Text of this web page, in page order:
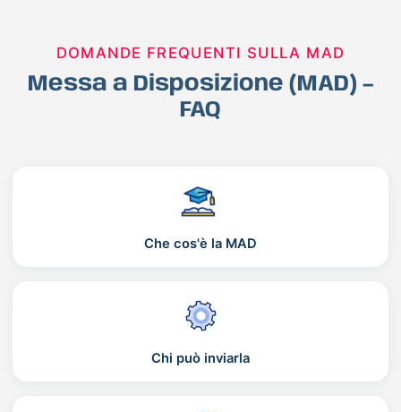
DOMANDE FREQUENTI SULLA MAD
Messa a Disposizione (MAD) –
FAQ
Che cos'è la MAD
Chi può inviarla